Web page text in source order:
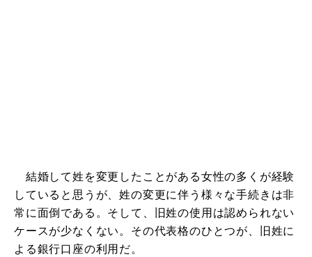
結婚して姓を変更したことがある女性の多くが経験
していると思うが、姓の変更に伴う様々な手続きは非
常に面倒である。そして、旧姓の使用は認められない
ケースが少なくない。その代表格のひとつが、旧姓に
よる銀行口座の利用だ。